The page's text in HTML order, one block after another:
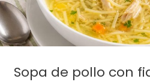
Sopa de pollo con